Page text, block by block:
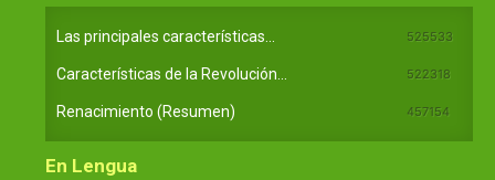
Las principales características... 525533
Características de la Revolución... 522318
Renacimiento (Resumen) 457154
En Lengua